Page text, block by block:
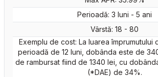
Perioadă: 3 luni - 5 ani
Vârstă: 18 - 80
Exemplu de cost: La luarea împrumutului
perioadă de 12 luni, dobânda este de
de rambursat fiind de 1340 lei, cu
(*DAE) de 34%.